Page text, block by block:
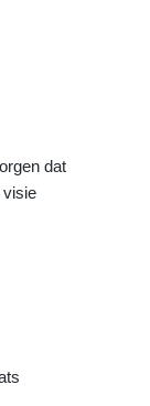
dat
visie